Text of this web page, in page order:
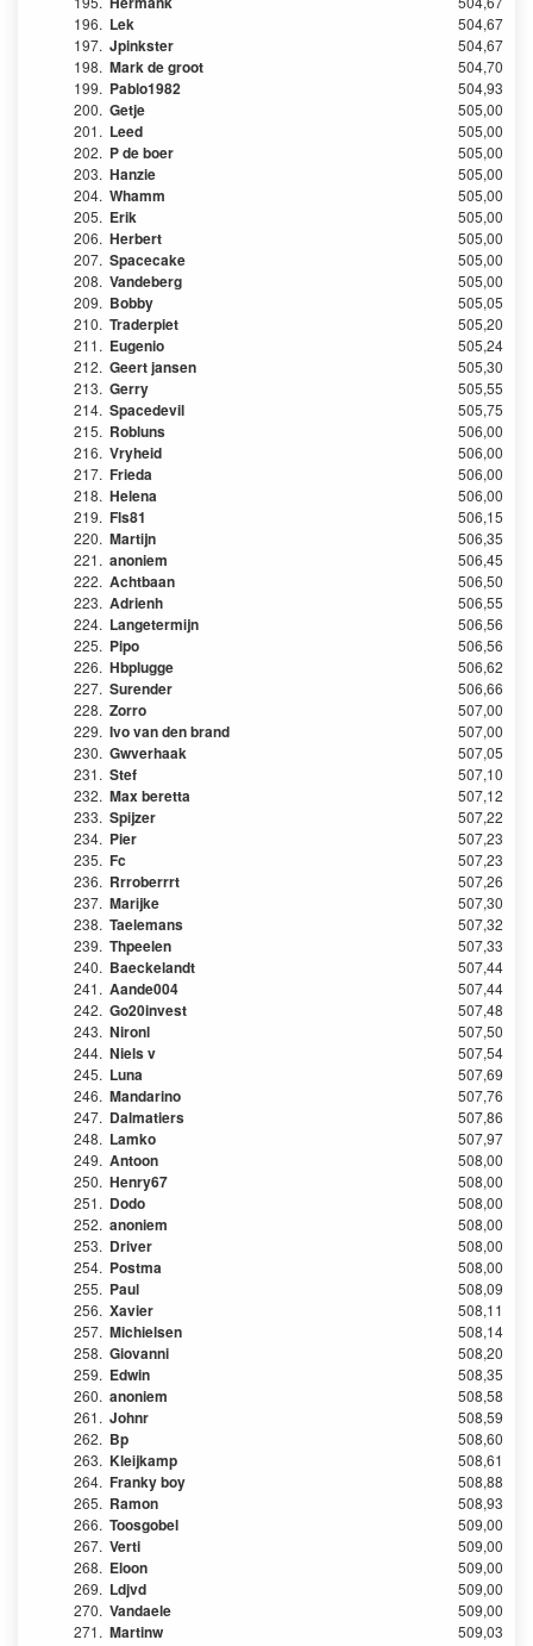
196. Lek
504,67
197. Jpinkster
504,67
198. Mark de groot
504,70
199. Pablo1982
504,93
200. Getje
505,00
201. Leed
505,00
202. P de boer
505,00
203. Hanzie
505,00
204. Whamm
505,00
205. Erik
505,00
206. Herbert
505,00
207. Spacecake
505,00
208. Vandeberg
505,00
209. Bobby
505,05
210. Traderpiet
505,20
211. Eugenio
505,24
212. Geert jansen
505,30
213. Gerry
505,55
214. Spacedevil
505,75
215. Robluns
506,00
216. Vryheid
506,00
217. Frieda
506,00
218. Helena
506,00
219. Fls81
506,15
220. Martijn
506,35
221. anoniem
506,45
222. Achtbaan
506,50
223. Adrienh
506,55
224. Langetermijn
506,56
225. Pipo
506,56
226. Hbplugge
506,62
227. Surender
506,66
228. Zorro
507,00
229. Ivo van den brand
507,00
230. Gwverhaak
507,05
231. Stef
507,10
232. Max beretta
507,12
233. Spijzer
507,22
234. Pier
507,23
235. Fc
507,23
236. Rrroberrrt
507,26
237. Marijke
507,30
238. Taelemans
507,32
239. Thpeelen
507,33
240. Baeckelandt
507,44
241. Aande004
507,44
242. Go20invest
507,48
243. Nironl
507,50
244. Niels v
507,54
245. Luna
507,69
246. Mandarino
507,76
247. Dalmatiers
507,86
248. Lamko
507,97
249. Antoon
508,00
250. Henry67
508,00
251. Dodo
508,00
252. anoniem
508,00
253. Driver
508,00
254. Postma
508,00
255. Paul
508,09
256. Xavier
508,11
257. Michielsen
508,14
258. Giovanni
508,20
259. Edwin
508,35
260. anoniem
508,58
261. Johnr
508,59
262. Bp
508,60
263. Kleijkamp
508,61
264. Franky boy
508,88
265. Ramon
508,93
266. Toosgobel
509,00
267. Verti
509,00
268. Eloon
509,00
269. Ldjvd
509,00
270. Vandaele
509,00
271. Martinw
509,03